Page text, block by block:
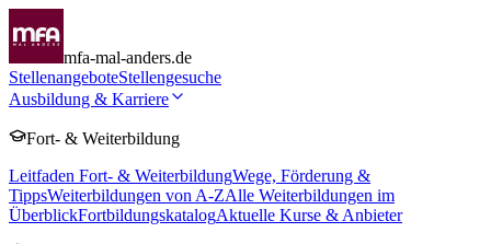
mfa-mal-anders.de
StellenangeboteStellengesuche
Ausbildung & Karriere
Fort- & Weiterbildung
Leitfaden Fort- & WeiterbildungWege, Förderung &
TippsWeiterbildungen von A-ZAlle Weiterbildungen im
ÜberblickFortbildungskatalogAktuelle Kurse & Anbieter